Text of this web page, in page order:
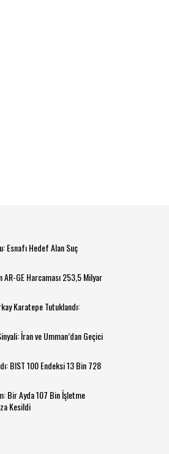
Esnafı Hedef Alan Suç
AR-GE Harcaması 253,5 Milyar
Karatepe Tutuklandı:
İran ve Umman’dan Geçici
BIST 100 Endeksi 13 Bin 728
Bir Ayda 107 Bin İşletme
Kesildi